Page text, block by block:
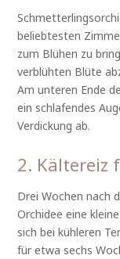
beliebtesten
zum Blühen zu
verblühten Blüte
Am unteren Ende
ein schlafendes
Verdickung ab.
2. Kältereiz
Drei Wochen nach
Orchidee eine
sich bei kühleren
für etwa sechs